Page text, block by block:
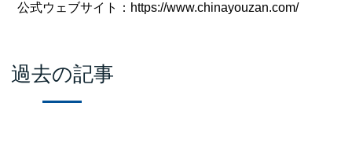
公式ウェブサイト： https://www.chinayouzan.com/
過去の記事